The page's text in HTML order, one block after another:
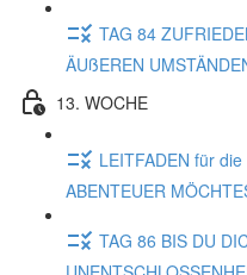
TAG 84
ÄUßEREN
13. WOCHE
LEITFADEN für
ABENTEUER
TAG 86 BIS DU